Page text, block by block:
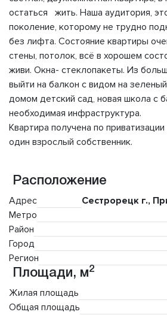
остаться жить. Наша аудитория,
поколение, которому не трудно
без лифта. Состояние квартиры
стены, потолок, всё в хорошем
живи. Окна- стеклопакеты. Из
выйти на балкон с видом на
домом детский сад, новая школа с
необходимая инфраструктура.
Квартира получена по
один взрослый собственник.
Расположение
Адрес
Сестрорецк г.,
Метро
Район
Город
Регион
Площади, м2
Жилая площадь
Общая площадь